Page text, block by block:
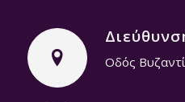
Οδός